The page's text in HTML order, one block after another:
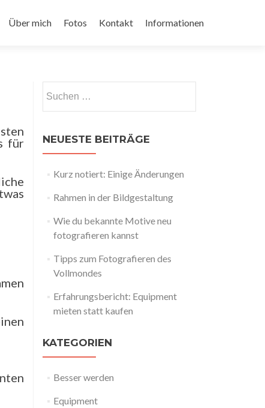
Über mich Fotos Kontakt Informationen
für
nach:
NEUESTE BEITRÄGE
Kurz notiert: Einige Änderungen
Rahmen in der Bildgestaltung
Wie du bekannte Motive neu
fotografieren kannst
Tipps zum Fotografieren des
Vollmondes
Erfahrungsbericht: Equipment
mieten statt kaufen
KATEGORIEN
Besser werden
Equipment